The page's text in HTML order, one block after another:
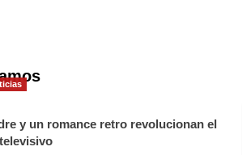
y un romance retro revolucionan el